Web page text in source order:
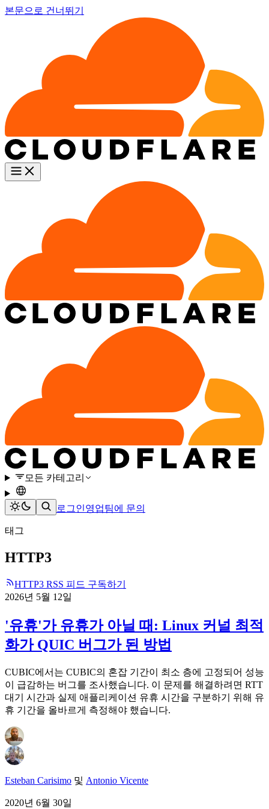
본문으로 건너뛰기
모든 카테고리
로그인영업팀에 문의
태그
HTTP3
HTTP3 RSS 피드 구독하기
2026년 5월 12일
'유휴'가 유휴가 아닐 때: Linux 커널 최적
화가 QUIC 버그가 된 방법
CUBIC에서는 CUBIC의 혼잡 기간이 최소 층에 고정되어 성능
이 급감하는 버그를 조사했습니다. 이 문제를 해결하려면 RTT
대기 시간과 실제 애플리케이션 유휴 시간을 구분하기 위해 유
휴 기간을 올바르게 측정해야 했습니다.
Esteban Carisimo 및 Antonio Vicente
2020년 6월 30일